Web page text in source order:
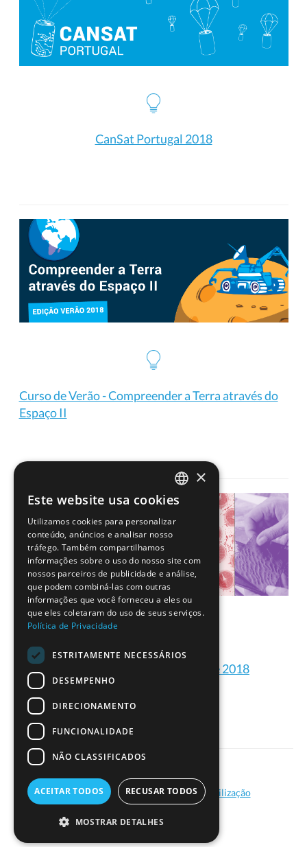
CanSat Portugal 2018
Curso de Verão - Compreender a Terra através do
Espaço II
Formações ESERO Portugal de 2018
Política de Privacidade|Termos de Utilização
© Ciência Viva - 2026
PORTUGUESE
ENGLISH
×
Este website usa cookies
Utilizamos cookies para personalizar
conteúdo, anúncios e analisar nosso
tráfego. Também compartilhamos
informações sobre o uso do nosso site com
nossos parceiros de publicidade e análise,
que podem combiná-las com outras
informações que você forneceu a eles ou
que eles coletaram do uso de seus serviços.
Política de Privacidade
ESTRITAMENTE NECESSÁRIOS
DESEMPENHO
DIRECIONAMENTO
FUNCIONALIDADE
NÃO CLASSIFICADOS
ACEITAR TODOS RECUSAR TODOS
MOSTRAR DETALHES